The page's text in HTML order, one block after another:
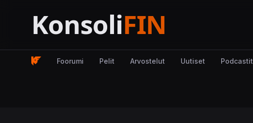
Foorumi Pelit Arvostelut Uutiset Podcastit